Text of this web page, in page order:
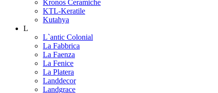
Kronos Ceramiche
KTL-Keratile
Kutahya
L
L`antic Colonial
La Fabbrica
La Faenza
La Fenice
La Platera
Landdecor
Landgrace